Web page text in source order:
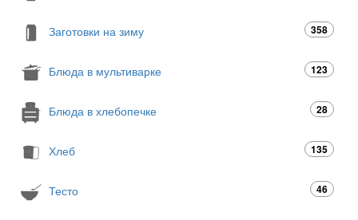
Заготовки на зиму 358
Блюда в мультиварке 123
Блюда в хлебопечке 28
Хлеб 135
Тесто 46